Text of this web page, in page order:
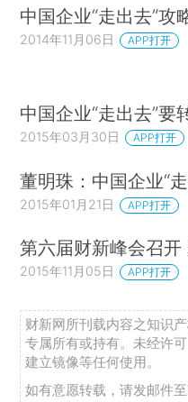
中国企业“走出去”攻
2014年11月06日 APP打开
中国企业“走出去”要
2015年03月30日 APP打开
董明珠：中国企业“
2015年01月21日 APP打开
第六届财新峰会召开
2015年11月05日 APP打开
财新网所刊载内容之知识
专属所有或持有。未经许
建立镜像等任何使用。
如有意愿转载，请发邮件至